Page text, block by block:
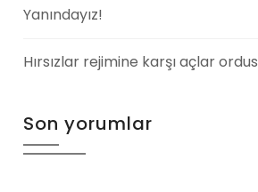
Yanındayız!
Hırsızlar rejimine karşı açlar
Son yorumlar